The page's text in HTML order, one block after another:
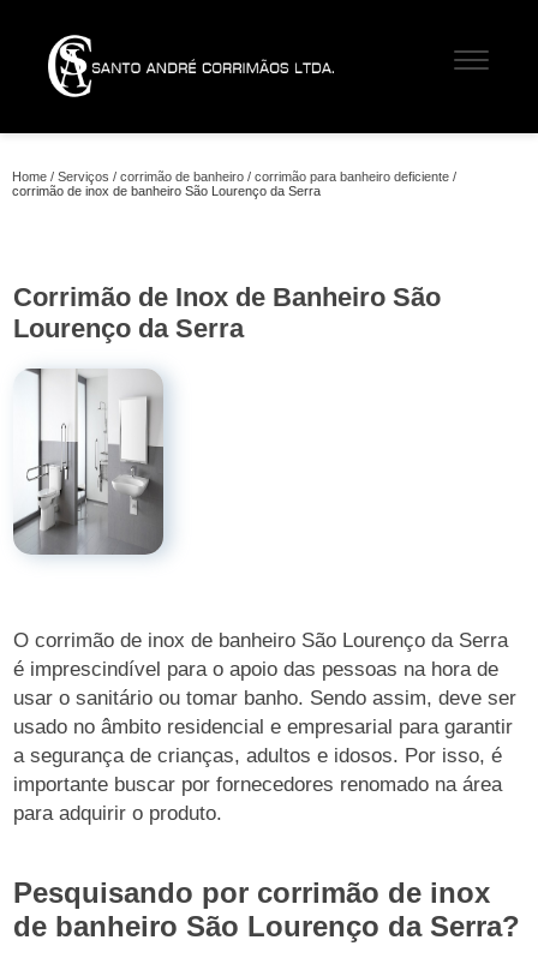
Home Serviços corrimão de banheiro
corrimão para banheiro deficiente
corrimão de inox de banheiro São Lourenço da Serra
Corrimão de Inox de Banheiro São
Lourenço da Serra
O corrimão de inox de banheiro São Lourenço da Serra
é imprescindível para o apoio das pessoas na hora de
usar o sanitário ou tomar banho. Sendo assim, deve ser
usado no âmbito residencial e empresarial para garantir
a segurança de crianças, adultos e idosos. Por isso, é
importante buscar por fornecedores renomado na área
para adquirir o produto.
Pesquisando por corrimão de inox
de banheiro São Lourenço da Serra?